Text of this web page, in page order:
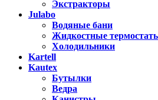
Экстракторы
Julabo
Водяные бани
Жидкостные
Холодильники
Kartell
Kautex
Бутылки
Ведра